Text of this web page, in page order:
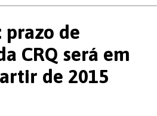
prazo de
CRQ será em
de 2015